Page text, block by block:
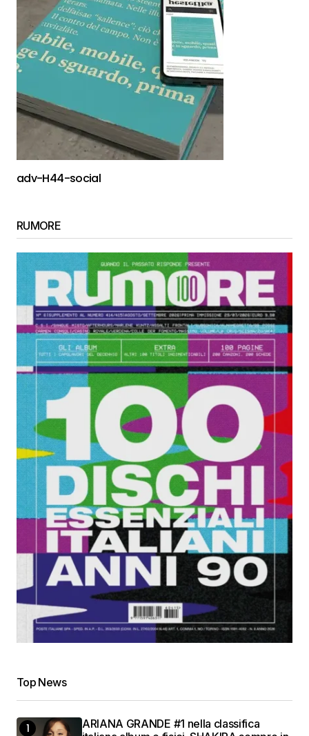
adv-H44-social
RUMORE
Top News
ARIANA GRANDE #1 nella classifica